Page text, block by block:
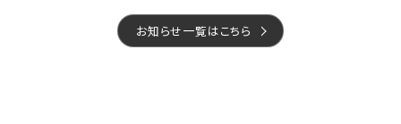
お知らせ一覧はこちら